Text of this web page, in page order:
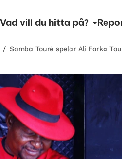
Vad vill du hitta på?
/ Samba Touré spelar Ali Farka